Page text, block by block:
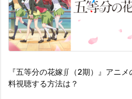
『五等分の花嫁∬（2期）』アニ
料視聴する方法は？